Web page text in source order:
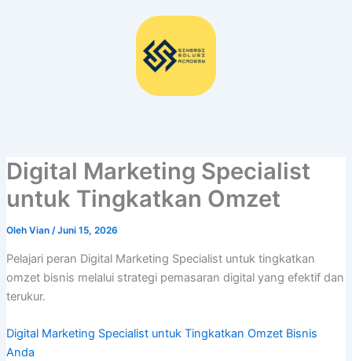
Digital Marketing Specialist
untuk Tingkatkan Omzet
Oleh Vian /Juni 15, 2026
Pelajari peran Digital Marketing Specialist untuk tingkatkan
omzet bisnis melalui strategi pemasaran digital yang efektif dan
terukur.
Digital Marketing Specialist untuk Tingkatkan Omzet Bisnis
Anda